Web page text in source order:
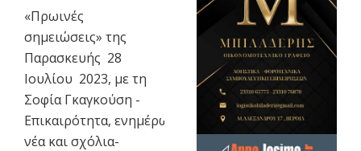
«Πρωινές
σημειώσεις» της
Παρασκευής 28
Ιουλίου 2023, με τη
Σοφία Γκαγκούση -
Επικαιρότητα, ενημέρωση,τοπικά
νέα και σχόλια-